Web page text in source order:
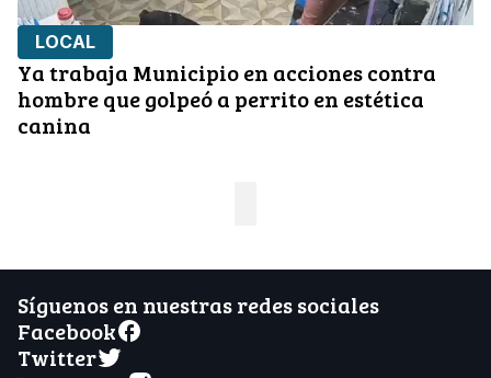
LOCAL
Ya trabaja Municipio en acciones contra
hombre que golpeó a perrito en estética
canina
Síguenos en nuestras redes sociales
Facebook
Twitter